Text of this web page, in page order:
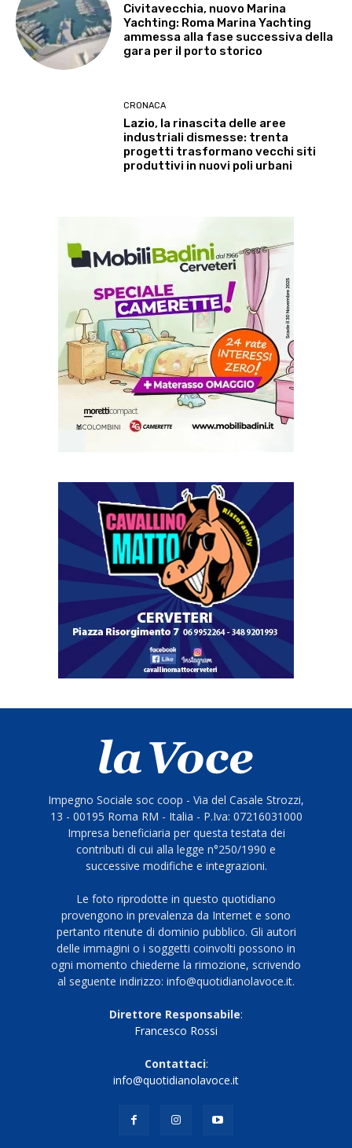
Civitavecchia, nuovo Marina
Yachting: Roma Marina Yachting
ammessa alla fase successiva della
gara per il porto storico
CRONACA
Lazio, la rinascita delle aree
industriali dismesse: trenta
progetti trasformano vecchi siti
produttivi in nuovi poli urbani
Impegno Sociale soc coop - Via del Casale Strozzi,
13 - 00195 Roma RM - Italia - P.Iva: 07216031000
Impresa beneficiaria per questa testata dei
contributi di cui alla legge n°250/1990 e
successive modifiche e integrazioni.
Le foto riprodotte in questo quotidiano
provengono in prevalenza da Internet e sono
pertanto ritenute di dominio pubblico. Gli autori
delle immagini o i soggetti coinvolti possono in
ogni momento chiederne la rimozione, scrivendo
al seguente indirizzo: info@quotidianolavoce.it.
Direttore Responsabile:
Francesco Rossi
Contattaci:
info@quotidianolavoce.it